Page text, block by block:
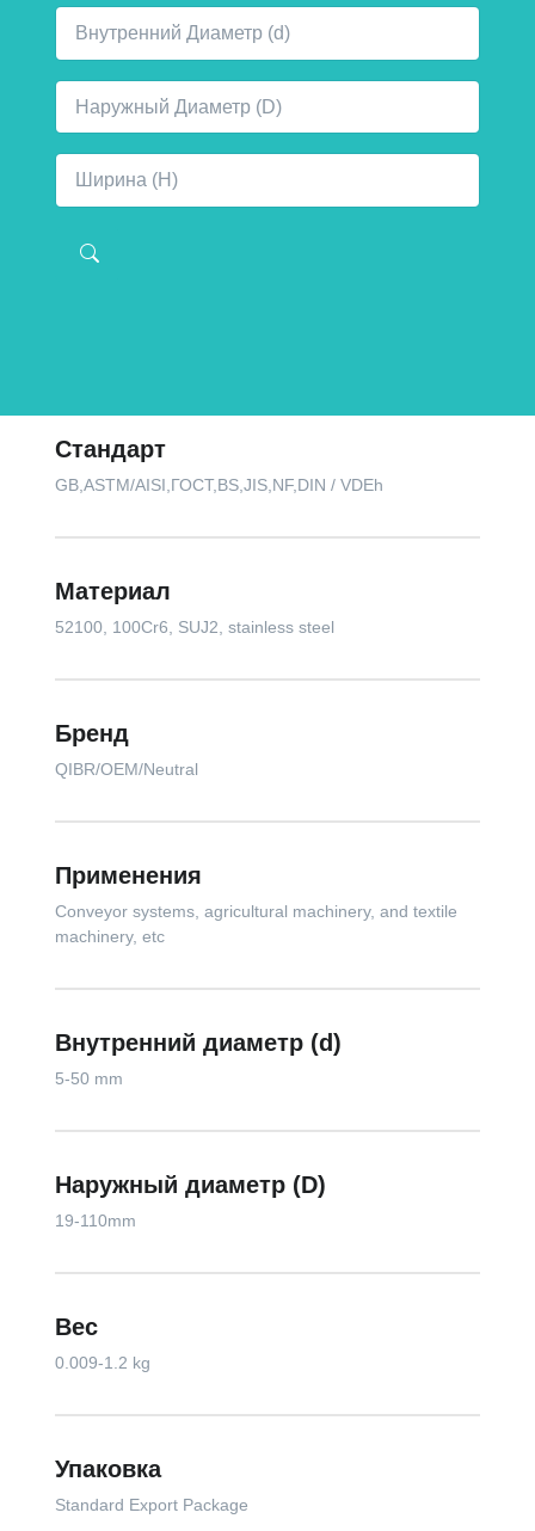
Стандарт
GB,ASTM/AISI,ГОСТ,BS,JIS,NF,DIN / VDEh
Материал
52100, 100Cr6, SUJ2, stainless steel
Бренд
QIBR/OEM/Neutral
Применения
Conveyor systems, agricultural machinery, and textile
machinery, etc
Внутренний диаметр (d)
5-50 mm
Наружный диаметр (D)
19-110mm
Вес
0.009-1.2 kg
Упаковка
Standard Export Package